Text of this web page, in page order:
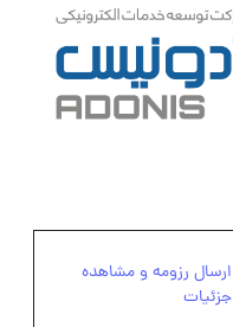
ارسال رزومه و مشاهده
جزئیات